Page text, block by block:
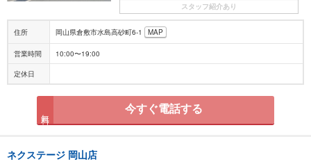
スタッフ紹介あり
住所 岡山県倉敷市水島高砂町6-1 MAP
営業時間 10:00〜19:00
定休日
今すぐ電話する
ネクステージ 岡山店